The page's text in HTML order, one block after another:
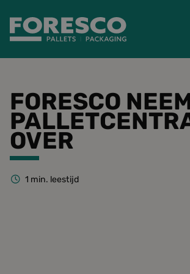
COLLECT, REPAIR & RE-USE
PACKAGING
DUURZAAMHEID
FORESCO
OVER
1 min. leestijd